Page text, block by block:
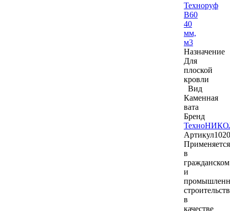
Техноруф
В60
40
мм,
м3
Назначение
Для
плоской
кровли
Вид
Каменная
вата
Бренд
Артикул
Применяется
в
гражданском
и
в
качестве